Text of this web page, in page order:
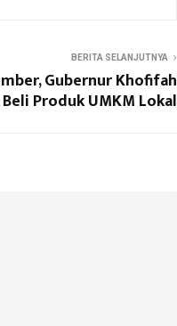
BERITA SELANJUTNYA
Gubernur Khofifah
Produk UMKM Lokal